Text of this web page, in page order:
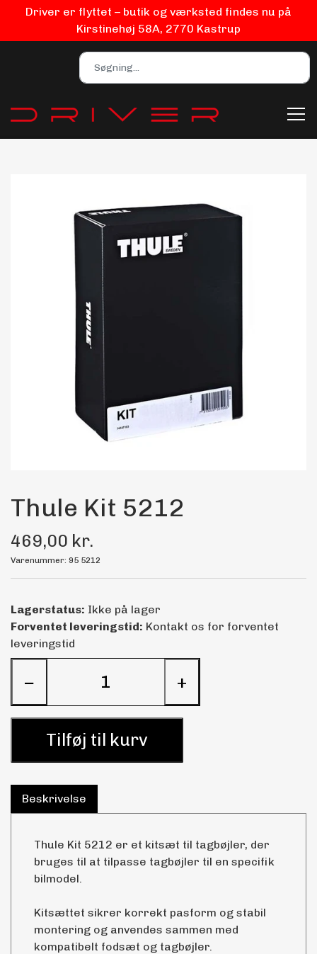
Driver er flyttet – butik og værksted findes nu på
Kirstinehøj 58A, 2770 Kastrup
Biludstyr
Transport Udstyr
Kemi
Thule Kit 5212
469,00 kr.
Varenummer: 95 5212
Lagerstatus: Ikke på lager
Forventet leveringstid: Kontakt os for forventet
leveringstid
− +
Tilføj til kurv
Beskrivelse
Thule Kit 5212 er et kitsæt til tagbøjler, der
bruges til at tilpasse tagbøjler til en specifik
bilmodel.
Kitsættet sikrer korrekt pasform og stabil
montering og anvendes sammen med
kompatibelt fodsæt og tagbøjler.